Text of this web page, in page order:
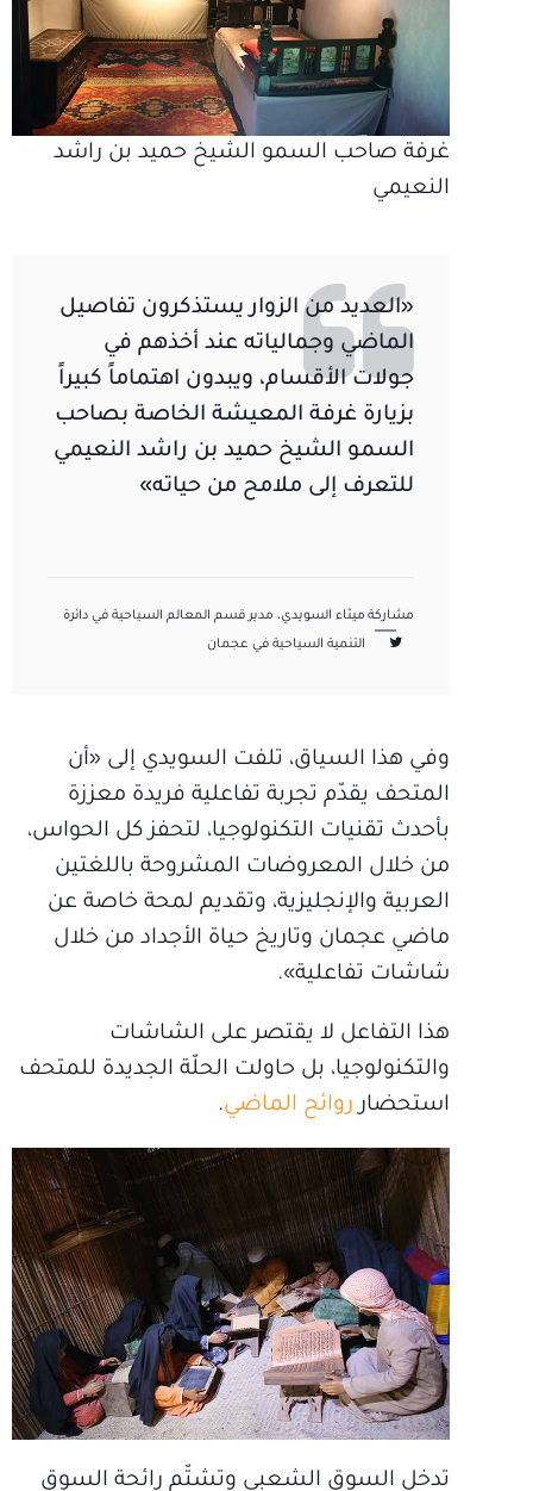
غرفة صاحب السمو الشيخ حميد بن راشد
النعيمي
«العديد من الزوار يستذكرون تفاصيل
الماضي وجمالياته عند أخذهم في
جولات الأقسام، ويبدون اهتماماً كبيراً
بزيارة غرفة المعيشة الخاصة بصاحب
السمو الشيخ حميد بن راشد النعيمي
للتعرف إلى ملامح من حياته»
مشاركة ميثاء السويدي، مدير قسم المعالم السياحية في دائرة
التنمية السياحية في عجمان
وفي هذا السياق، تلفت السويدي إلى «أن
المتحف يقدّم تجربة تفاعلية فريدة معززة
بأحدث تقنيات التكنولوجيا، لتحفز كل الحواس،
من خلال المعروضات المشروحة باللغتين
العربية والإنجليزية، وتقديم لمحة خاصة عن
ماضي عجمان وتاريخ حياة الأجداد من خلال
شاشات تفاعلية».
هذا التفاعل لا يقتصر على الشاشات
والتكنولوجيا، بل حاولت الحلّة الجديدة للمتحف
استحضار روائح الماضي.
تدخل السوق الشعبي وتشتّم رائحة السوق